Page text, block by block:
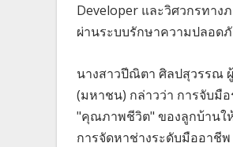
Developer และวิศวกรทา
ผ่านระบบรักษาความปลอด
นางสาวปีณิตา ศิลปสุวรรณ
(มหาชน) กล่าวว่า การจับมื
"คุณภาพชีวิต" ของลูกบ้านใ
การจัดหาช่างระดับมืออาชี